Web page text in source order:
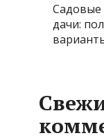
Садовые
дачи: